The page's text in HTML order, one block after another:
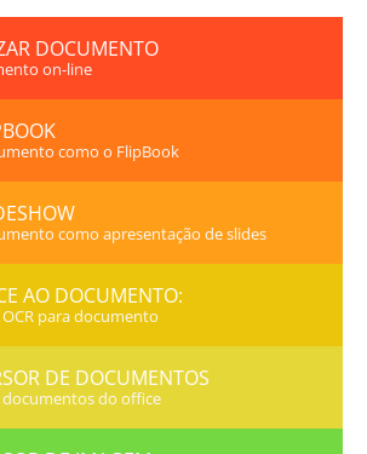
DOCUMENTO
on-line
como o FlipBook
como apresentação de slides
AO DOCUMENTO:
para documento
DE DOCUMENTOS
do office